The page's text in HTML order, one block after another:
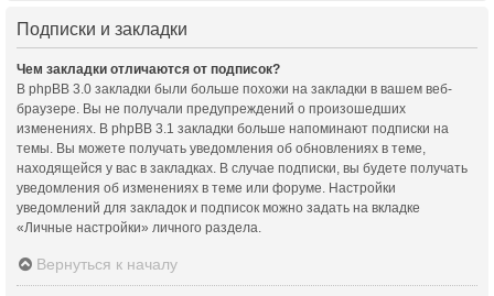
Подписки и закладки
Чем закладки отличаются от подписок?
В phpBB 3.0 закладки были больше похожи на закладки в вашем веб-
браузере. Вы не получали предупреждений о произошедших
изменениях. В phpBB 3.1 закладки больше напоминают подписки на
темы. Вы можете получать уведомления об обновлениях в теме,
находящейся у вас в закладках. В случае подписки, вы будете получать
уведомления об изменениях в теме или форуме. Настройки
уведомлений для закладок и подписок можно задать на вкладке
«Личные настройки» личного раздела.
Вернуться к началу